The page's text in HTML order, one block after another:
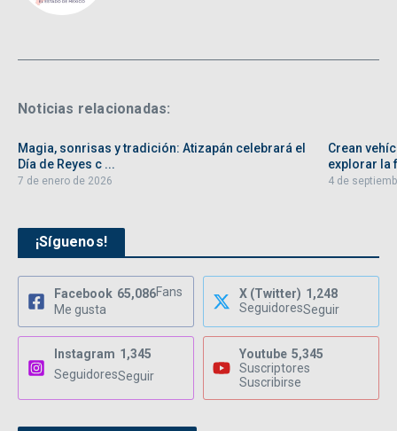
Noticias relacionadas:
Magia, sonrisas y tradición: Atizapán celebrará el
Día de Reyes c ...
7 de enero de 2026
Crean
explorar la
4 de
¡Síguenos!
Facebook 65,086Fans
Me gusta
X (Twitter) 1,248
SeguidoresSeguir
Instagram 1,345
SeguidoresSeguir
Youtube 5,345
Suscriptores
Suscribirse